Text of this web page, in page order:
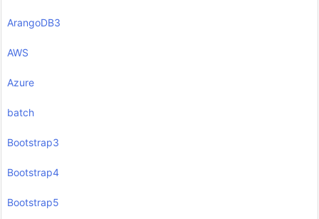
ArangoDB3
AWS
Azure
batch
Bootstrap3
Bootstrap4
Bootstrap5